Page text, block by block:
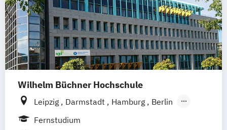
Wilhelm Büchner Hochschule
Leipzig Darmstadt Hamburg
Berlin
Hannover
Fernstudium